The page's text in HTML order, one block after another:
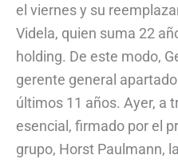
el viernes y su
Videla, quien suma 22
holding. De este modo,
gerente general
últimos 11 años. Ayer, a
esencial, firmado por el
grupo, Horst Paulmann,